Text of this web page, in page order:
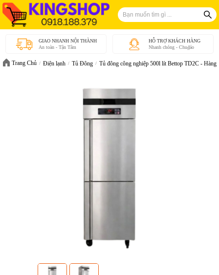
GIAO NHANH NỘI THÀNH
An toàn - Tận Tâm
HỖ TRỢ KHÁCH HÀNG
Nhanh chóng - Chu₫áo
Trang Chủ Điện lạnh Tủ Đông Tủ đông công nghiệp 500l lít Bettop TD2C - Hàng